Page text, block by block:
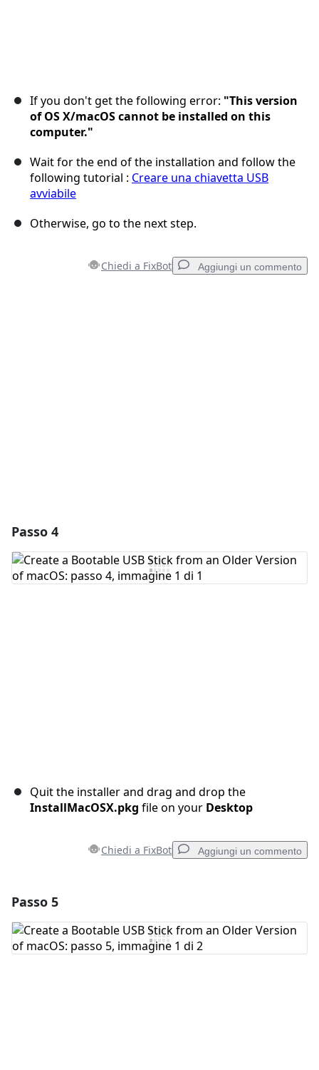
If you don't get the following error: "This version
of OS X/macOS cannot be installed on this
computer."
Wait for the end of the installation and follow the
following tutorial : Creare una chiavetta USB
avviabile
Otherwise, go to the next step.
Chiedi a FixBot Aggiungi un commento
Passo 4
Quit the installer and drag and drop the
InstallMacOSX.pkg file on your Desktop
Chiedi a FixBot Aggiungi un commento
Aggiungi Commento
Passo 5